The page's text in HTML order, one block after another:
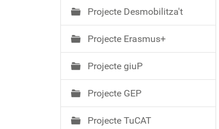
Projecte Desmobilitza't
Projecte Erasmus+
Projecte giuP
Projecte GEP
Projecte TuCAT